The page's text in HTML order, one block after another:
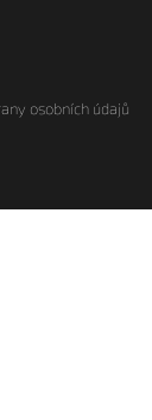
osobních údajů